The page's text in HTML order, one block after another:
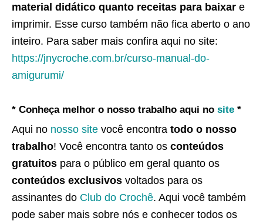
material didático quanto receitas para baixar e
imprimir. Esse curso também não fica aberto o ano
inteiro. Para saber mais confira aqui no site:
https://jnycroche.com.br/curso-manual-do-
amigurumi/
* Conheça melhor o nosso trabalho aqui no site *
Aqui no nosso site você encontra todo o nosso
trabalho! Você encontra tanto os conteúdos
gratuitos para o público em geral quanto os
conteúdos exclusivos voltados para os
assinantes do Club do Crochê. Aqui você também
pode saber mais sobre nós e conhecer todos os